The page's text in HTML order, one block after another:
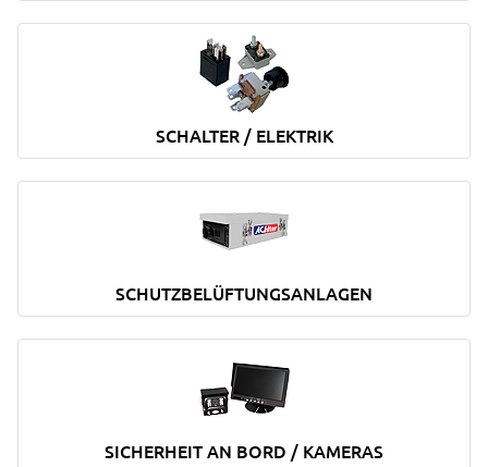
SCHALTER / ELEKTRIK
SCHUTZBELÜFTUNGSANLAGEN
SICHERHEIT AN BORD / KAMERAS